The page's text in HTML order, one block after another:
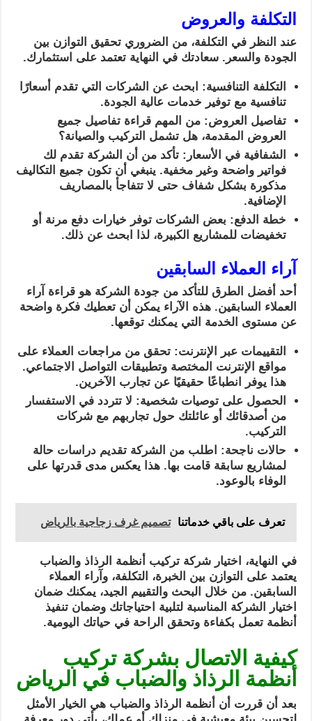
التكلفة والعروض
عند النظر في التكلفة، من الضروري تحقيق التوازن بين
الجودة والسعر. سعادتك في النهاية تعتمد على استثمارك.
التكلفة التنافسية: ابحث عن الشركات التي تقدم أسعارًا
تنافسية مع توفير خدمات عالية الجودة.
تفاصيل العروض: من المهم قراءة تفاصيل جميع
العروض المقدمة، هل تشمل التركيب والصيانة؟
الشفافية في الأسعار: تأكد من أن الشركة تقدم لك
فواتير واضحة وغير مخفية. ينبغي أن تكون جميع التكاليف
مذكورة بشكل شفاف حتى لا تتفاجأ بالمصاريف
الإضافية.
خطة الدفع: بعض الشركات توفر خيارات دفع مرنة أو
تخفيضات للمشاريع الكبيرة، لذا ابحث عن ذلك.
آراء العملاء السابقين
أحد أفضل الطرق للتأكد من جودة الشركة هو قراءة آراء
العملاء السابقين. هذه الآراء يمكن أن تعطيك فكرة واضحة
عن مستوى الخدمة التي يمكنك توقعها.
التقييمات عبر الإنترنت: تحقق من مراجعات العملاء على
مواقع الإنترنت المختصة وتطبيقات التواصل الاجتماعي.
هذا يوفر انطباعًا حقيقيًا عن تجارب الآخرين.
الحصول على توصيات شخصية: لا تتردد في الاستفسار
من أصدقائك أو عائلتك حول تجاربهم مع شركات
التركيب.
حالات ناجحة: اطلب من الشركة تقديم دراسات حالة
لمشاريع سابقة قامت بها. هذا يعكس مدى قدرتها على
الوفاء بالوعود.
تعرف على باقي خدماتنا تصميم غرف زجاجية بالرياض
في النهاية، اختيار شركة تركيب أنظمة الرذاذ والضباب
يعتمد على التوازن بين الخبرة، التكلفة، وآراء العملاء
السابقين. من خلال البحث والتقييم الجيد، يمكنك ضمان
اختيار الشركة المناسبة لتلبية احتياجاتك وضمان تنفيذ
أنظمة تعمل بكفاءة وتحقق الراحة في حياتك اليومية.
كيفية الاتصال بشركة تركيب
أنظمة الرذاذ والضباب في الرياض
بعد أن قررت أن أنظمة الرذاذ والضباب هي الخيار الأمثل